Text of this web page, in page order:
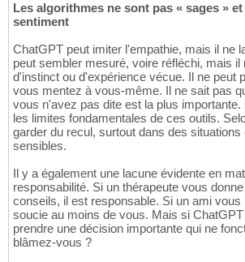
Les algorithmes ne sont pas « sages »
sentiment
ChatGPT peut imiter l'empathie, mais il ne
peut sembler mesuré, voire réfléchi, mais il
d'instinct ou d'expérience vécue. Il ne peut
vous mentez à vous-même. Il ne sait pas
vous n'avez pas dite est la plus
les limites fondamentales de ces outils.
garder du recul, surtout dans des situations
sensibles.
Il y a également une lacune évidente en
responsabilité. Si un thérapeute vous
conseils, il est responsable. Si un ami vous
soucie au moins de vous. Mais si
prendre une décision importante qui ne
blâmez-vous ?